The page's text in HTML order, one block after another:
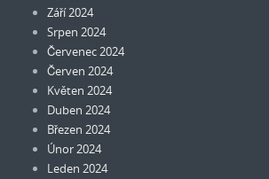
Září 2024
Srpen 2024
Červenec 2024
Červen 2024
Květen 2024
Duben 2024
Březen 2024
Únor 2024
Leden 2024